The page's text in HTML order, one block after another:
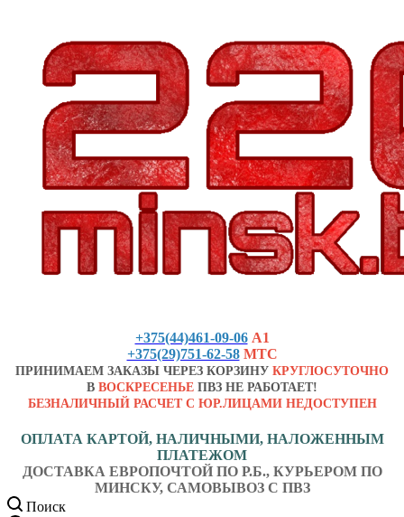
+375(44)461-09-06 А1
+375(29)751-62-58 МТС
ПРИНИМАЕМ ЗАКАЗЫ ЧЕРЕЗ КОРЗИНУ КРУГЛОСУТОЧНО
В ВОСКРЕСЕНЬЕ ПВЗ НЕ РАБОТАЕТ!
БЕЗНАЛИЧНЫЙ РАСЧЕТ С ЮР.ЛИЦАМИ НЕДОСТУПЕН
ОПЛАТА КАРТОЙ, НАЛИЧНЫМИ, НАЛОЖЕННЫМ
ПЛАТЕЖОМ
ДОСТАВКА ЕВРОПОЧТОЙ ПО Р.Б., КУРЬЕРОМ ПО
МИНСКУ, САМОВЫВОЗ С ПВЗ
Поиск